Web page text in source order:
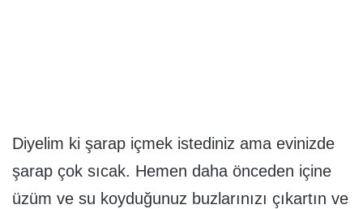
Diyelim ki şarap içmek istediniz ama evinizde
şarap çok sıcak. Hemen daha önceden içine
üzüm ve su koyduğunuz buzlarınızı çıkartın ve